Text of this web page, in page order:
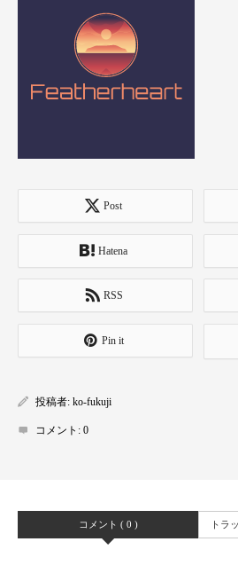
Post
Hatena
RSS
Pin it
投稿者: ko-fukuji
コメント: 0
コメント ( 0 ) トラ